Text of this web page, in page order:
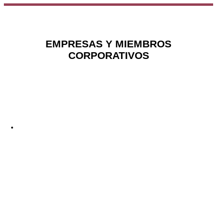
EMPRESAS Y MIEMBROS
CORPORATIVOS